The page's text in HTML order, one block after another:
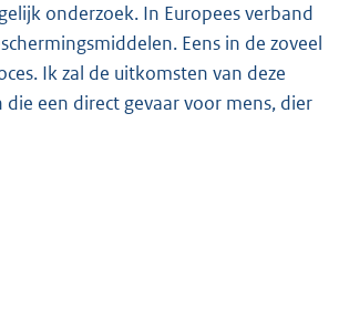
onderzoek. In Europees verband
Eens in de zoveel
Ik zal de uitkomsten van deze
een direct gevaar voor mens, dier